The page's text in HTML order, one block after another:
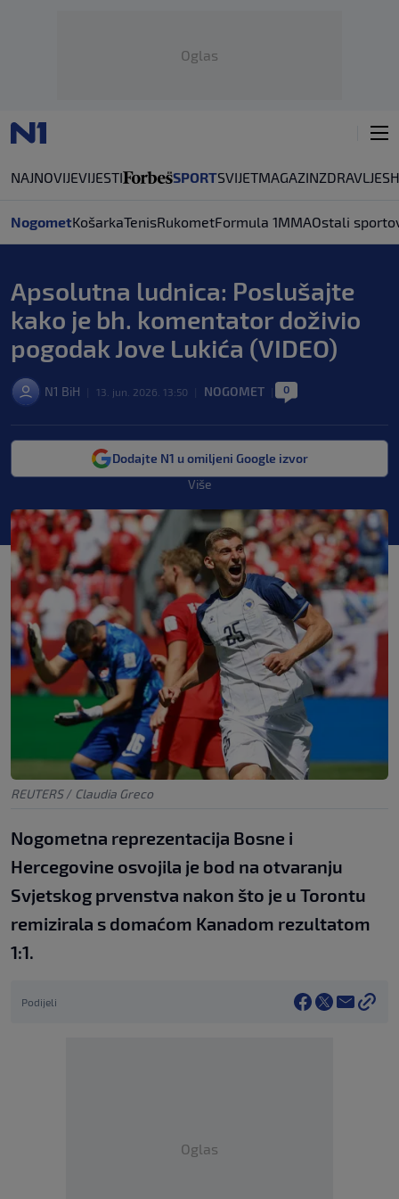
Oglas
NAJNOVIJEVIJESTI SPORTSVIJETMAGAZINZDRAVLJE
NogometKošarkaTenisRukometFormula 1MMAOstali
Apsolutna ludnica: Poslušajte
kako je bh. komentator doživio
pogodak Jove Lukića (VIDEO)
N1 BiH 13. jun. 2026. 13:50 NOGOMET 0
Dodajte N1 u omiljeni Google izvor
Više
REUTERS / Claudia Greco
Nogometna reprezentacija Bosne i
Hercegovine osvojila je bod na otvaranju
Svjetskog prvenstva nakon što je u Torontu
remizirala s domaćom Kanadom rezultatom
1:1.
Podijeli
Oglas